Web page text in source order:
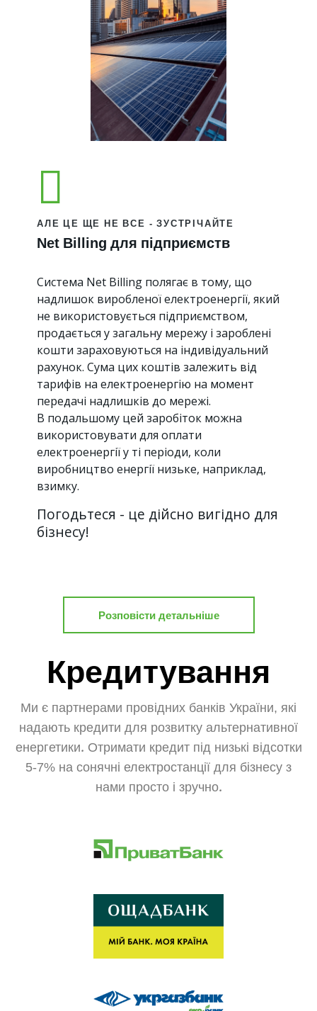
АЛЕ ЦЕ ЩЕ НЕ ВСЕ - ЗУСТРІЧАЙТЕ
Net Billing для підприємств
Система Net Billing полягає в тому, що
надлишок виробленої електроенергії, який
не використовується підприємством,
продається у загальну мережу і зароблені
кошти зараховуються на індивідуальний
рахунок. Сума цих коштів залежить від
тарифів на електроенергію на момент
передачі надлишків до мережі.
В подальшому цей заробіток можна
використовувати для оплати
електроенергії у ті періоди, коли
виробництво енергії низьке, наприклад,
взимку.
Погодьтеся - це дійсно вигідно для
бізнесу!
Розповісти детальніше
Кредитування
Ми є партнерами провідних банків України, які
надають кредити для розвитку альтернативної
енергетики. Отримати кредит під низькі відсотки
5-7% на сонячні електростанції для бізнесу з
нами просто і зручно.